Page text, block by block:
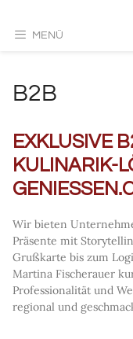
MENÜ
B2B
EXKLUSIVE
KULINARIK-
Wir bieten
Präsente mit
Grußkarte bis zum
Martina Fischerauer
Professionalität und
regional und